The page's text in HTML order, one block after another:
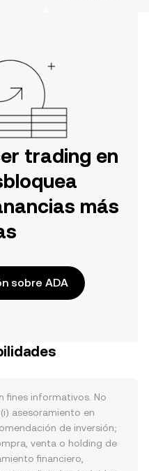
trading en
más
sobre ADA
fines informativos. No
asesoramiento en
de inversión;
venta o holding de
financiero,